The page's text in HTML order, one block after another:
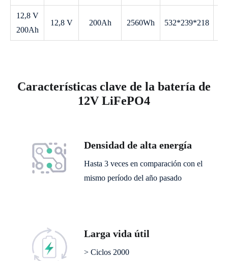
12,8 V
200Ah
12,8 V 200Ah 2560Wh 532*239*218
Características clave de la batería de
12V LiFePO4
Densidad de alta energía
Hasta 3 veces en comparación con el
mismo período del año pasado
Larga vida útil
> Ciclos 2000